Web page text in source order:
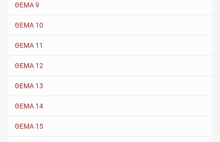
ΘΕΜΑ 9
ΘΕΜΑ 10
ΘΕΜΑ 11
ΘΕΜΑ 12
ΘΕΜΑ 13
ΘΕΜΑ 14
ΘΕΜΑ 15